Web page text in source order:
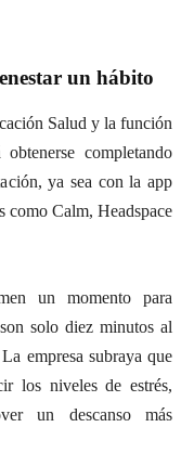
un hábito
Salud y la función
completando
ya sea con la app
como Calm, Headspace
un momento para
solo diez minutos al
empresa subraya que
los niveles de estrés,
un descanso más